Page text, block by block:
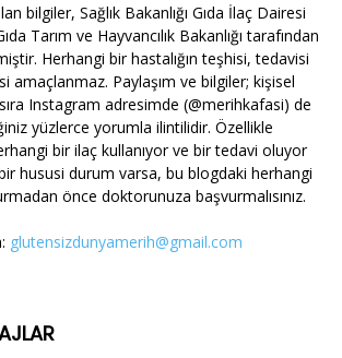
bilgiler, Sağlık Bakanlığı Gıda İlaç Dairesi
Tarım ve Hayvancılık Bakanlığı tarafından
Herhangi bir hastalığın teşhisi, tedavisi
amaçlanmaz. Paylaşım ve bilgiler; kişisel
Instagram adresimde (@merihkafasi) de
yüzlerce yorumla ilintilidir. Özellikle
bir ilaç kullanıyor ve bir tedavi oluyor
hususi durum varsa, bu blogdaki herhangi
önce doktorunuza başvurmalısınız.
glutensizdunyamerih@gmail.com